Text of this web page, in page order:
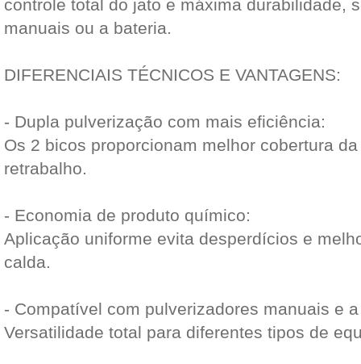
controle total do jato e máxima durabilidade,
manuais ou a bateria.
DIFERENCIAIS TÉCNICOS E VANTAGENS:
- Dupla pulverização com mais eficiência:
Os 2 bicos proporcionam melhor cobertura
retrabalho.
- Economia de produto químico:
Aplicação uniforme evita desperdícios e
calda.
- Compatível com pulverizadores manuais e
Versatilidade total para diferentes tipos de